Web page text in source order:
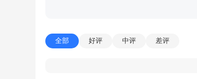
全部 好评 中评 差评